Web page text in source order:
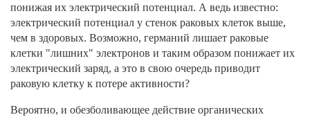
понижая их электрический потенциал. А ведь известно:
электрический потенциал у стенок раковых клеток выше,
чем в здоровых. Возможно, германий лишает раковые
клетки "лишних" электронов и таким образом понижает их
электрический заряд, а это в свою очередь приводит
раковую клетку к потере активности?
Вероятно, и обезболивающее действие органических